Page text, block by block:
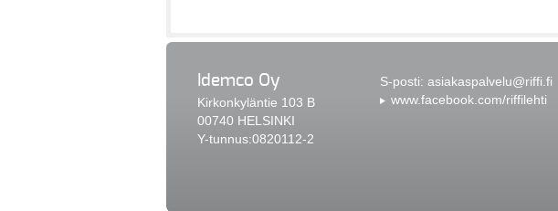
Idemco Oy
Kirkonkyläntie 103 B
00740 HELSINKI
Y-tunnus:0820112-2
S-posti: asiakaspalvelu@riffi.fi
www.facebook.com/riffilehti